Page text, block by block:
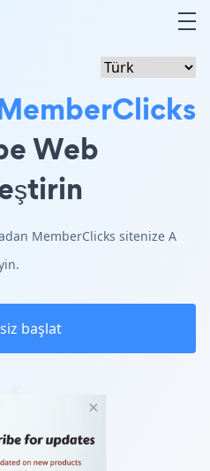
Web
MemberClicks sitenize A
başlat